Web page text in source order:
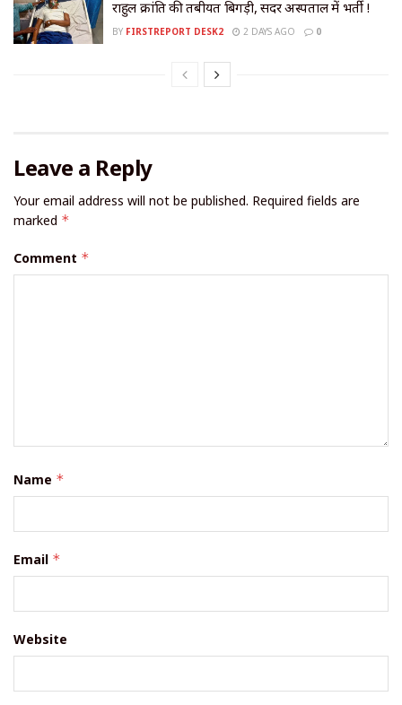
राहुल क्रांति की तबीयत बिगड़ी, सदर अस्पताल में भर्ती !
BY FIRSTREPORT DESK2 2 DAYS AGO 0
Leave a Reply
Your email address will not be published. Required fields are
marked *
Comment *
Name *
Email *
Website